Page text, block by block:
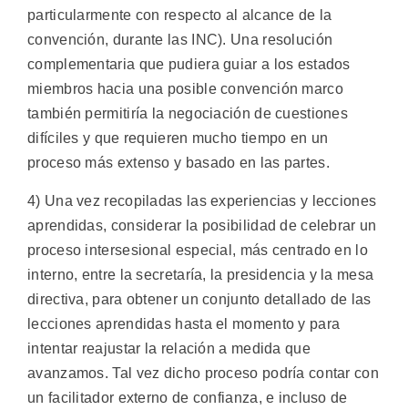
particularmente con respecto al alcance de la
convención, durante las INC). Una resolución
complementaria que pudiera guiar a los estados
miembros hacia una posible convención marco
también permitiría la negociación de cuestiones
difíciles y que requieren mucho tiempo en un
proceso más extenso y basado en las partes.
4) Una vez recopiladas las experiencias y lecciones
aprendidas, considerar la posibilidad de celebrar un
proceso intersesional especial, más centrado en lo
interno, entre la secretaría, la presidencia y la mesa
directiva, para obtener un conjunto detallado de las
lecciones aprendidas hasta el momento y para
intentar reajustar la relación a medida que
avanzamos. Tal vez dicho proceso podría contar con
un facilitador externo de confianza, e incluso de